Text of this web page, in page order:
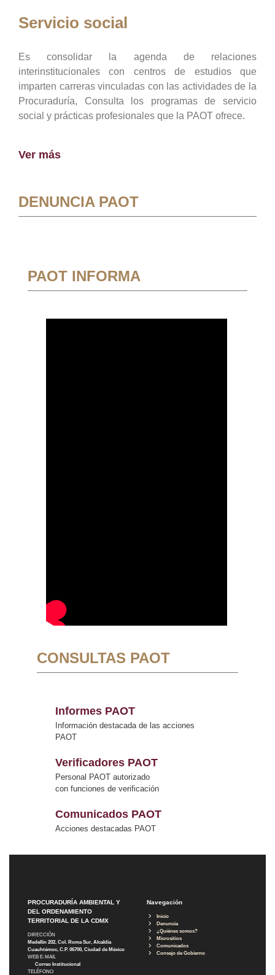
Servicio social
Es consolidar la agenda de relaciones
interinstitucionales con centros de estudios que
imparten carreras vinculadas con las actividades de la
Procuraduría, Consulta los programas de servicio
social y prácticas profesionales que la PAOT ofrece.
Ver más
DENUNCIA PAOT
PAOT INFORMA
CONSULTAS PAOT
Informes PAOT
Información destacada de las acciones
PAOT
Verificadores PAOT
Personal PAOT autorizado
con funciones de verificación
Comunicados PAOT
Acciones destacadas PAOT
PROCURADURÍA AMBIENTAL Y
DEL ORDENAMIENTO
TERRITORIAL DE LA CDMX
DIRECCIÓN
Medellín 202, Col. Roma Sur, Alcaldía
Cuauhtémoc, C.P. 06700, Ciudad de México
WEB E-MAIL
Correo Institucional
TELÉFONO
Navegación
Inicio
Denuncia
¿Quiénes somos?
Micrositios
Comunicados
Consejo de Gobierno